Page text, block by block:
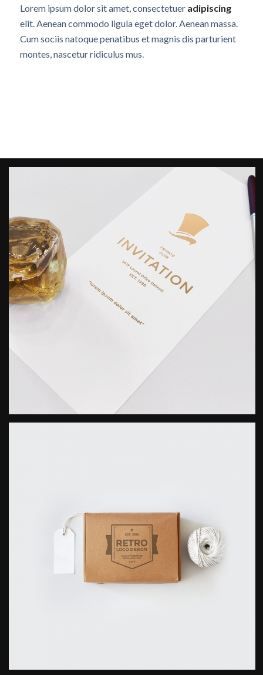
Lorem ipsum dolor sit amet, consectetuer adipiscing
elit. Aenean commodo ligula eget dolor. Aenean massa.
Cum sociis natoque penatibus et magnis dis parturient
montes, nascetur ridiculus mus.